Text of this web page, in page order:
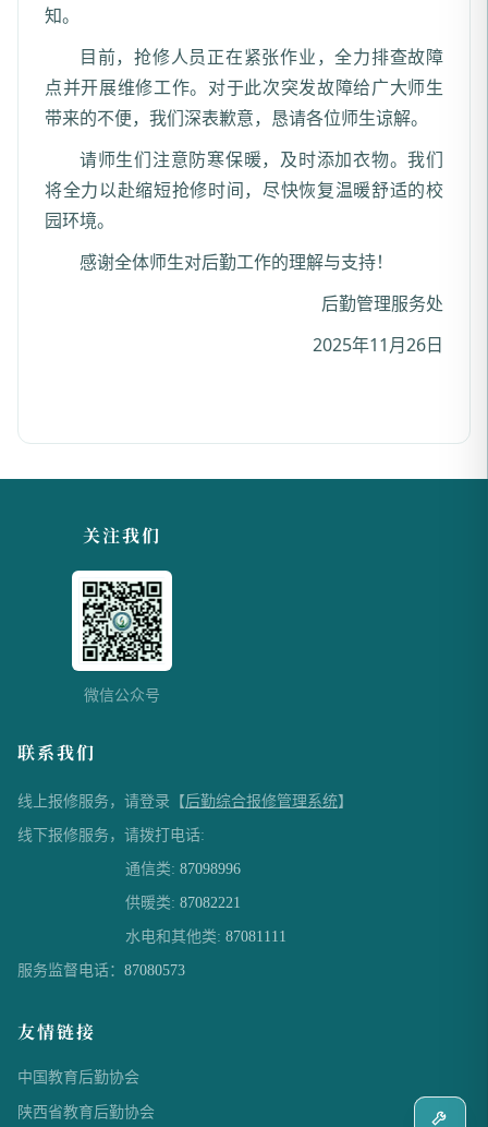
知。
目前，抢修人员正在紧张作业，全力排查故障
点并开展维修工作。对于此次突发故障给广大师生
带来的不便，我们深表歉意，恳请各位师生谅解。
请师生们注意防寒保暖，及时添加衣物。我们
将全力以赴缩短抢修时间，尽快恢复温暖舒适的校
园环境。
感谢全体师生对后勤工作的理解与支持！
后勤管理服务处
2025年11月26日
关注我们
微信公众号
联系我们
线上报修服务，请登录【后勤综合报修管理系统】
线下报修服务，请拨打电话:
通信类:87098996
供暖类:87082221
水电和其他类:87081111
服务监督电话： 87080573
友情链接
中国教育后勤协会
陕西省教育后勤协会